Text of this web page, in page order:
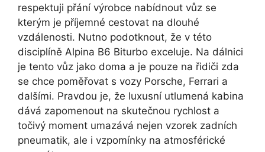
respektuji přání výrobce nabídnout vůz se
kterým je příjemné cestovat na dlouhé
vzdálenosti. Nutno podotknout, že v této
disciplíně Alpina B6 Biturbo exceluje. Na dálnici
je tento vůz jako doma a je pouze na řidiči zda
se chce poměřovat s vozy Porsche, Ferrari a
dalšími. Pravdou je, že luxusní utlumená kabina
dává zapomenout na skutečnou rychlost a
točivý moment umazává nejen vzorek zadních
pneumatik, ale i vzpomínky na atmosférické